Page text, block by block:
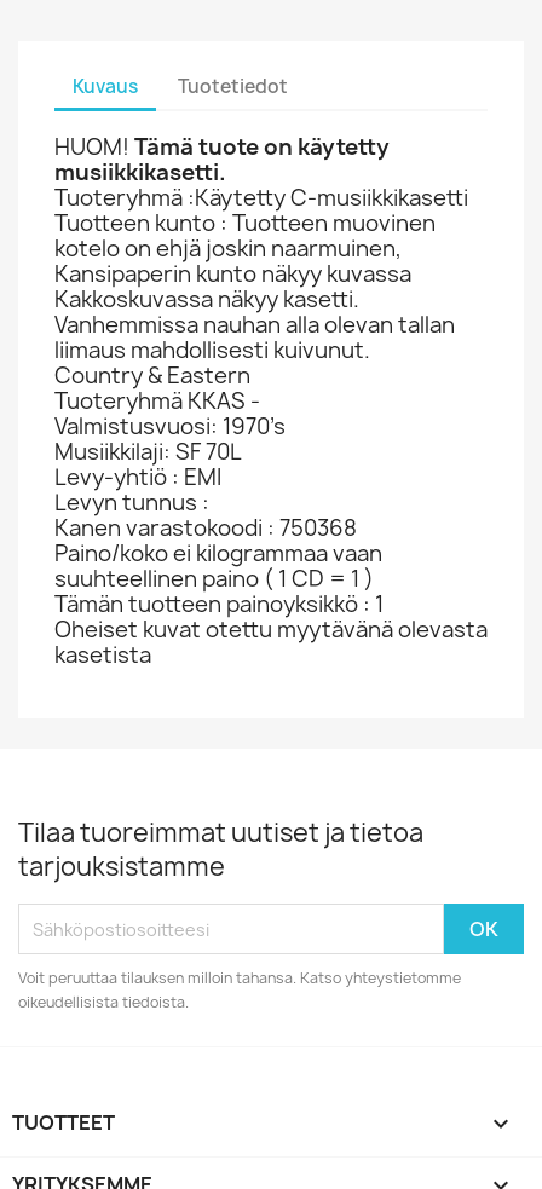
Kuvaus Tuotetiedot
HUOM! Tämä tuote on käytetty
musiikkikasetti.
Tuoteryhmä :Käytetty C-musiikkikasetti
Tuotteen kunto : Tuotteen muovinen
kotelo on ehjä joskin naarmuinen,
Kansipaperin kunto näkyy kuvassa
Kakkoskuvassa näkyy kasetti.
Vanhemmissa nauhan alla olevan tallan
liimaus mahdollisesti kuivunut.
Country & Eastern
Tuoteryhmä KKAS -
Valmistusvuosi: 1970’s
Musiikkilaji: SF 70L
Levy-yhtiö : EMI
Levyn tunnus :
Kanen varastokoodi : 750368
Paino/koko ei kilogrammaa vaan
suuhteellinen paino ( 1 CD = 1 )
Tämän tuotteen painoyksikkö : 1
Oheiset kuvat otettu myytävänä olevasta
kasetista
Tilaa tuoreimmat uutiset ja tietoa
tarjouksistamme
Voit peruuttaa tilauksen milloin tahansa. Katso yhteystietomme
oikeudellisista tiedoista.
TUOTTEET 